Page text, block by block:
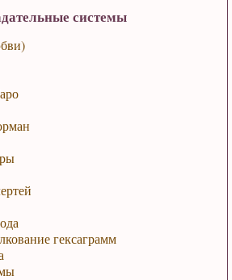
системы
гексаграмм